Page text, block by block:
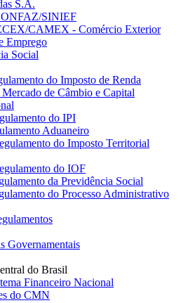
S.A.
SINIEF
CAMEX - Comércio Exterior
Emprego
Social
do Imposto de Renda
de Câmbio e Capital
do IPI
Aduaneiro
do Imposto Territorial
do IOF
da Previdência Social
do Processo Administrativo
Governamentais
do Brasil
Financeiro Nacional
do CMN